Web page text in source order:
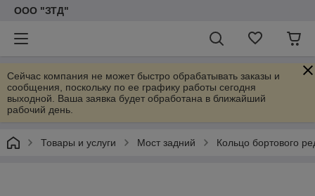
ООО "ЗТД"
Сейчас компания не может быстро обрабатывать заказы и
сообщения, поскольку по ее графику работы сегодня
выходной. Ваша заявка будет обработана в ближайший
рабочий день.
Товары и услуги Мост задний Кольцо бортового